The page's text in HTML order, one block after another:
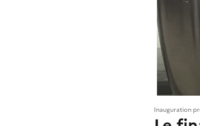
Inauguration